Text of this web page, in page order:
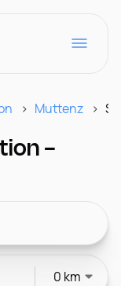
Muttenz
-
0 km